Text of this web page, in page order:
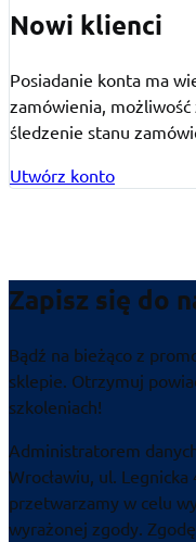
Nowi klienci
Posiadanie konta ma
zamówienia, możliwość
śledzenie stanu
Utwórz konto
Zapisz się do
Bądź na bieżąco z
sklepie. Otrzymuj
szkoleniach!
Administratorem
Wrocławiu, ul. Legnicka
przetwarzamy w celu
wyrażonej zgody.